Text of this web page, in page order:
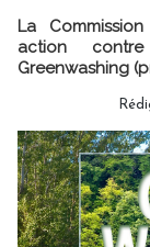
La
action
Greenwashing